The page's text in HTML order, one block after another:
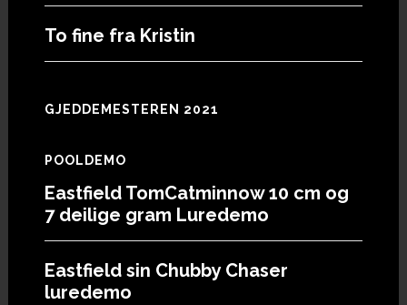
To fine fra Kristin
GJEDDEMESTEREN 2021
POOLDEMO
Eastfield TomCatminnow 10 cm og
7 deilige gram Luredemo
Eastfield sin Chubby Chaser
luredemo